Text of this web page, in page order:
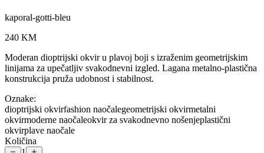
kaporal-gotti-bleu
240 KM
Moderan dioptrijski okvir u plavoj boji s izraženim geometrijskim
linijama za upečatljiv svakodnevni izgled. Lagana metalno-plastična
konstrukcija pruža udobnost i stabilnost.
Oznake:
dioptrijski okvirfashion naočalegeometrijski okvirmetalni
okvirmoderne naočaleokvir za svakodnevno nošenjeplastični
okvirplave naočale
Količina